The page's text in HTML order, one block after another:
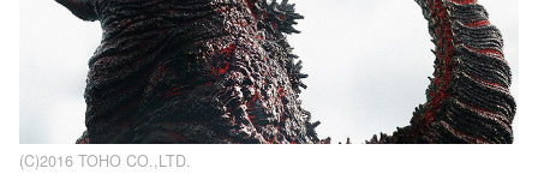
(C)2016 TOHO CO.,LTD.